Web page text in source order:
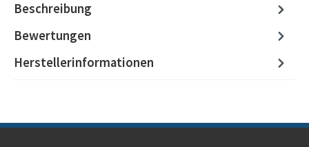
Beschreibung
Bewertungen
Herstellerinformationen